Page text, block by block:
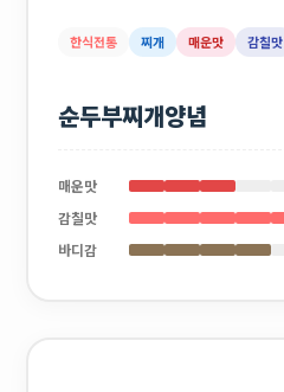
한식전통 찌개 매운맛 감칠맛
순두부찌개양념
매운맛
감칠맛
바디감